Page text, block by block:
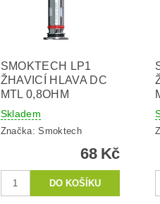
SMOKTECH LP1
ŽHAVICÍ HLAVA DC
MTL 0,8OHM
Skladem
Značka:Smoktech
68 Kč